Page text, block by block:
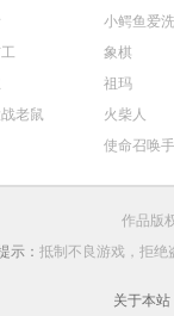
小鳄鱼爱
象棋
祖玛
老鼠 火柴人
使命召唤
作品版
示： 抵制不良游戏，拒绝
关于本站